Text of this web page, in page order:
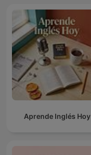
Aprende Inglés Hoy